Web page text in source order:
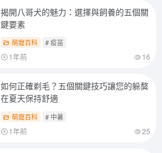
揭開八哥犬的魅力：選擇與飼養的五個關
鍵要素
萌寵百科 # 疫苗
1年前 16
如何正確剃毛？五個關鍵技巧讓您的躲獒
在夏天保持舒適
萌寵百科 # 中暑
1年前 25